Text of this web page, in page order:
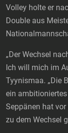
Volley holte er
Double aus
„Der Wechsel
Ich will mich im
Tyynismaa. „Die
ein
Seppänen hat
zu dem Wechsel